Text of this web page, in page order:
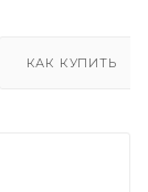
КАК КУПИТЬ